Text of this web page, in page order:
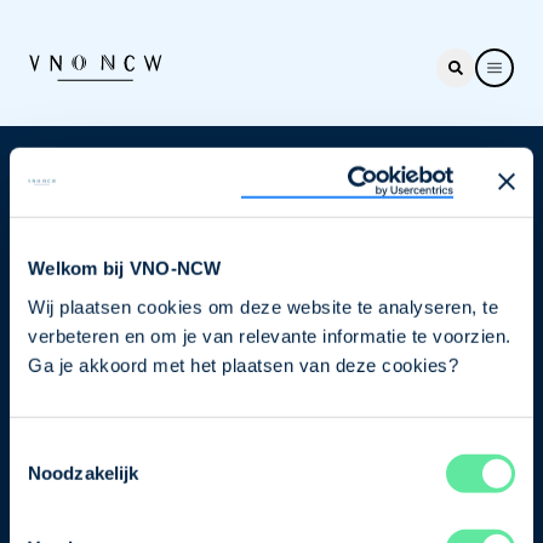
Welkom bij VNO-NCW
Wij plaatsen cookies om deze website te analyseren, te
verbeteren en om je van relevante informatie te voorzien.
Ga je akkoord met het plaatsen van deze cookies?
Noodzakelijk
Nieuwsbrief
je nu in voor de VNO-NCW nieuwsbrief.
Schrijf je in
Direct naar
Ons verhaal